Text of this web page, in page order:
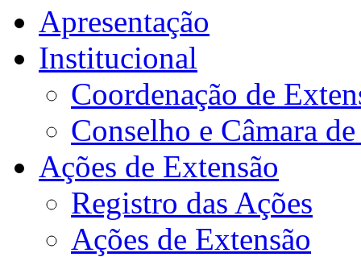
Apresentação
Institucional
Coordenação de
Conselho e Câmara
Ações de Extensão
Registro das Ações
Ações de Extensão